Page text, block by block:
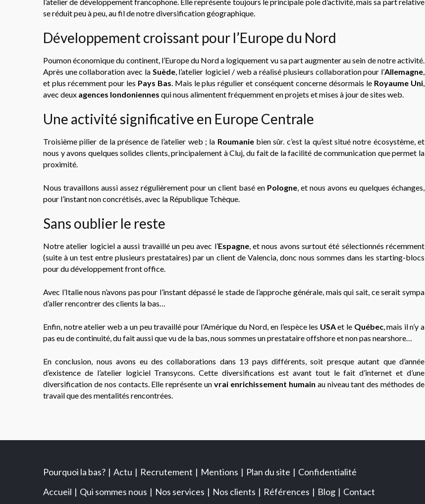
se réduit peu à peu, au fil de notre diversification géographique.
Développement croissant pour l’Europe du Nord
Poumon économique du continent, l’Europe du Nord a logiquement vu sa part augmenter au sein de notre activité.
Après une collaboration avec la Suède, l’atelier logiciel / web a réalisé plusieurs collaboration pour l’Allemagne,
et plus récemment pour les Pays Bas. Mais le plus régulier et conséquent concerne désormais le Royaume Uni,
avec deux agences londoniennes qui nous alimentent fréquemment en projets et mises à jour de sites web.
Une activité significative en Europe Centrale
Troisième pilier de la présence de l’atelier web ; la Roumaniebien sûr. c’est la qu’est situé notre écosystème, et
nous y avons quelques solides clients, principalement à Cluj, du fait de la facilité de communication que permet la
proximité.
Nous travaillons aussi assez régulièrement pour un client basé en Pologne, et nous avons eu quelques échanges,
pour l’instant non concrétisés, avec la République Tchèque.
Sans oublier le reste
Notre atelier logiciel a aussi travaillé un peu avec l’Espagne, et nous avons surtout été sélectionnés récemment
(suite à un test entre plusieurs prestataires) par un client de Valencia, donc nous sommes dans les starting-blocs
pour du développement front office.
Avec l’Italie nous n’avons pas pour l’instant dépassé le stade de l’approche générale, mais qui sait, ce serait sympa
d’aller rencontrer des clients la bas…
Enfin, notre atelier web a un peu travaillé pour l’Amérique du Nord, en l’espèce les USAet le Québec, mais il n’y a
pas eu de continuité, du fait aussi que vu de la bas, nous sommes un prestataire offshore et non pas nearshore…
En conclusion, nous avons eu des collaborations dans 13 pays différents, soit presque autant que d’année
d’existence de l’atelier logiciel Transycons. Cette diversifications est avant tout le fait d’internet et d’une
diversification de nos contacts. Elle représente unvrai enrichissement humain au niveau tant des méthodes de
travail que des mentalités rencontrées.
Pourquoi la bas? Actu Recrutement Mentions Plan du site
Confidentialité
Accueil
Qui sommes nous Nos services Nos clients Références Blog Contact